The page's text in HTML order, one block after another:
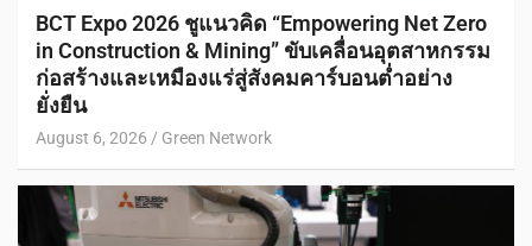
BCT Expo 2026 ชูแนวคิด “Empowering Net Zero
in Construction & Mining” ขับเคลื่อนอุตสาหกรรม
ก่อสร้างและเหมืองแร่สู่สังคมคาร์บอนต่ำอย่าง
ยั่งยืน
August 6, 2026 Green Network